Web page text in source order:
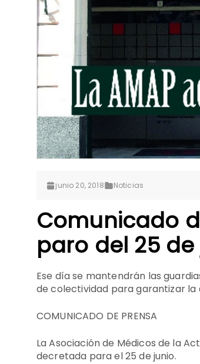
junio 20, 2018 Noticias
Comunicado
paro del 25
Ese día se mantendrán las
de colectividad para garantizar la
COMUNICADO DE PRENSA
La Asociación de Médicos de la
decretada para el 25 de junio.